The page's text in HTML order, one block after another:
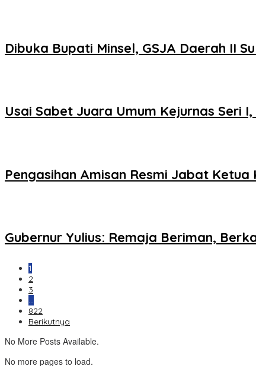
Dibuka Bupati Minsel, GSJA Daerah II
Usai Sabet Juara Umum Kejurnas Seri
Pengasihan Amisan Resmi Jabat
Gubernur Yulius: Remaja Beriman,
1
2
3
…
822
Berikutnya
No More Posts Available.
No more pages to load.